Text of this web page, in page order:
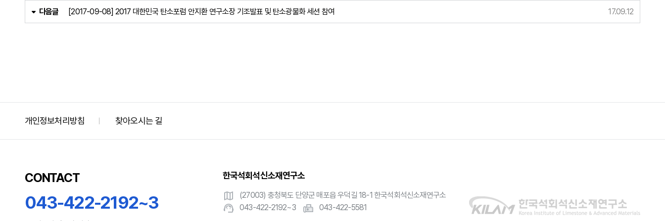
다음글 [2017-09-08] 2017 대한민국 탄소포럼 안지환 연구소장 기조발표 및 탄소광물화 세션 참여 17.09.12
개인정보처리방침 찾아오시는 길
CONTACT
043-422-2192~3
한국석회석신소재연구소
map (27003) 충청북도 단양군 매포읍 우덕길 18-1 한국석회석신소재연구소
support_agent 043-422-2192~3 fax 043-422-5581